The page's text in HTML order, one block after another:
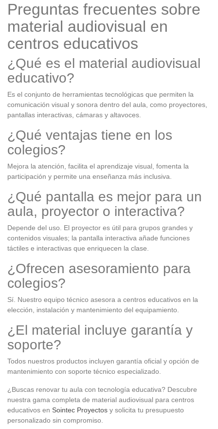
Preguntas frecuentes sobre
material audiovisual en
centros educativos
¿Qué es el material audiovisual
educativo?
Es el conjunto de herramientas tecnológicas que permiten la
comunicación visual y sonora dentro del aula, como proyectores,
pantallas interactivas, cámaras y altavoces.
¿Qué ventajas tiene en los
colegios?
Mejora la atención, facilita el aprendizaje visual, fomenta la
participación y permite una enseñanza más inclusiva.
¿Qué pantalla es mejor para un
aula, proyector o interactiva?
Depende del uso. El proyector es útil para grupos grandes y
contenidos visuales; la pantalla interactiva añade funciones
táctiles e interactivas que enriquecen la clase.
¿Ofrecen asesoramiento para
colegios?
Sí. Nuestro equipo técnico asesora a centros educativos en la
elección, instalación y mantenimiento del equipamiento.
¿El material incluye garantía y
soporte?
Todos nuestros productos incluyen garantía oficial y opción de
mantenimiento con soporte técnico especializado.
¿Buscas renovar tu aula con tecnología educativa? Descubre
nuestra gama completa de material audiovisual para centros
educativos en Sointec Proyectos y solicita tu presupuesto
personalizado sin compromiso.